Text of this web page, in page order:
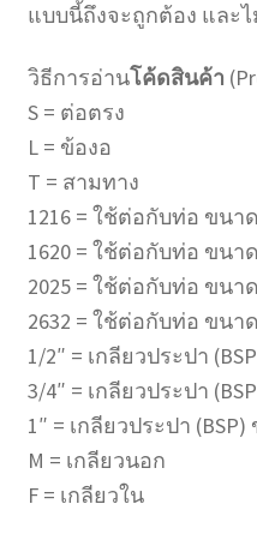
แบบนี้ถึงจะถูกต้อง และ
วิธีการอ่านโค้ดสินค้า
S = ต่อตรง
L = ข้องอ
T = สามทาง
1216 = ใช้ต่อกับท่อ ขนา
1620 = ใช้ต่อกับท่อ ขนา
2025 = ใช้ต่อกับท่อ ขนา
2632 = ใช้ต่อกับท่อ ขนา
1/2″ = เกลียวประปา
3/4″ = เกลียวประปา
1″ = เกลียวประปา
M = เกลียวนอก
F = เกลียวใน